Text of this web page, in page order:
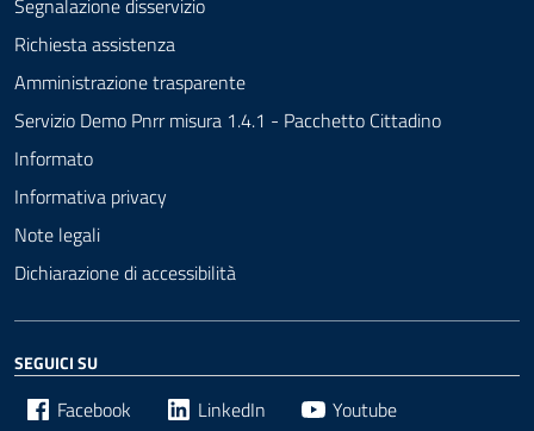
Segnalazione disservizio
Richiesta assistenza
Amministrazione trasparente
Servizio Demo Pnrr misura 1.4.1 - Pacchetto Cittadino
Informato
Informativa privacy
Note legali
Dichiarazione di accessibilità
SEGUICI SU
Facebook LinkedIn Youtube